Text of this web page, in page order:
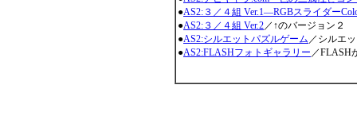
●AS2:３／４組 Ver.1―RGBスライダー
●AS2:３／４組 Ver.2／↑のバージョン２
●AS2:シルエットパズルゲーム ／シルエ
●AS2:FLASHフォトギャラリー ／FLASH